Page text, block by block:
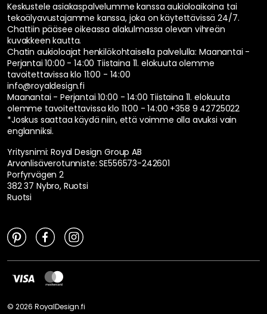
Keskustele asiakaspalvelumme kanssa aukioloaikoina tai
tekoälyavustajamme kanssa, joka on käytettävissä 24/7.
Chattiin pääsee oikeassa alakulmassa olevan vihreän
kuvakkeen kautta.
Chatin aukioloajat henkilökohtaisella palvelulla: Maanantai -
Perjantai 10:00 - 14:00 Tiistaina 11. elokuuta olemme
tavoitettavissa klo 11:00 - 14:00
info@royaldesign.fi
Maanantai - Perjantai 10:00 - 14:00 Tiistaina 11. elokuuta
olemme tavoitettavissa klo 11:00 - 14:00 +358 9 42725022
*Joskus saattaa käydä niin, että voimme olla avuksi vain
englanniksi.
Yritysnimi: Royal Design Group AB
Arvonlisäverotunniste: SE556573-242601
Porfyrvägen 2
382 37 Nybro, Ruotsi
Ruotsi
© 2026 RoyalDesign.fi